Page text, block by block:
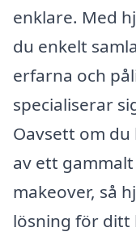
enklare. Med
du enkelt
erfarna och
specialiserar
Oavsett om
av ett
makeover, så
lösning för ditt